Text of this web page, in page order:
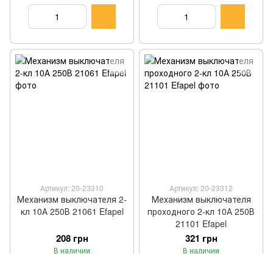
Артикул: 20-23310
Механизм выключателя 2-
кл 10А 250В 21061 Efapel
208 грн
В наличии
Артикул: 20-23312
Механизм выключателя
проходного 2-кл 10А 250В
21101 Efapel
321 грн
В наличии